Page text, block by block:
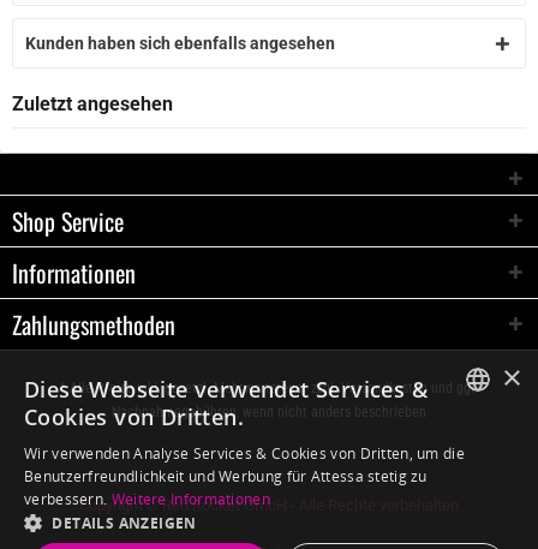
Kunden haben sich ebenfalls angesehen
Zuletzt angesehen
Shop Service
Informationen
Zahlungsmethoden
* Alle Preise inkl. gesetzl. Mehrwertsteuer zzgl.Versandkostenund ggf.
Nachnahmegebühren, wenn nicht anders beschrieben
Copyright © Red Rocket GmbH - Alle Rechte vorbehalten
×
Diese Webseite verwendet Services &
Cookies von Dritten.
Wir verwenden Analyse Services & Cookies von Dritten, um die
Benutzerfreundlichkeit und Werbung für Attessa stetig zu
verbessern. Weitere Informationen
DETAILS ANZEIGEN